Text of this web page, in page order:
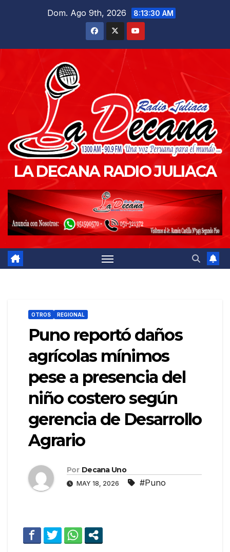
Dom. Ago 9th, 2026 8:13:32 AM
LA DECANA RADIO JULIACA
OTROS REGIONAL
Puno reportó daños
agrícolas mínimos
pese a presencia del
niño costero según
gerencia de Desarrollo
Agrario
Por Decana Uno
MAY 18, 2026 #Puno